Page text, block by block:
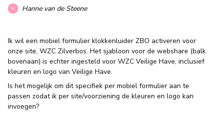
H Hanne van de Steene
Ik wil een mobiel formulier klokkenluider ZBO activeren voor
onze site, WZC Zilverbos. Het sjabloon voor de webshare (balk
bovenaan) is echter ingesteld voor WZC Veilige Have, inclusief
kleuren en logo van Veilige Have.
Is het mogelijk om dit specifiek per mobiel formulier aan te
passen zodat ik per site/voorziening de kleuren en logo kan
invoegen?